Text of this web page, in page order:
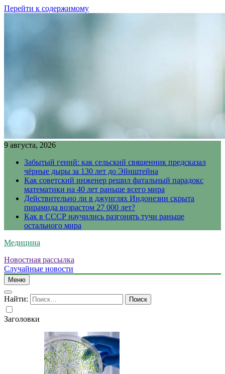
Перейти к содержимому
9 августа, 2026
Забытый гений: как сельский священник предсказал
чёрные дыры за 130 лет до Эйнштейна
Как советский инженер решил фатальный парадокс
математики на 40 лет раньше всего мира
Действительно ли в джунглях Индонезии скрыта
пирамида возрастом 27 000 лет?
Как в СССР научились разгонять тучи раньше
остального мира
Медицина
Новостная рассылка
Случайные новости
Меню
Найти:
Заголовки